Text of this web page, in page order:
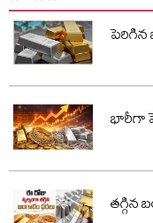
పెరిగిన
భారీగా
తగ్గిన